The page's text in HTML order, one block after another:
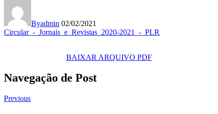
Byadmin 02/02/2021
Circular_-_Jornais_e_Revistas_2020-2021_-_PLR
BAIXAR ARQUIVO PDF
Navegação de Post
Previous